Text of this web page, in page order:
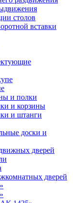
столов
вставки
и полки
и корзины
и штанги
доски и
дверей
дверей